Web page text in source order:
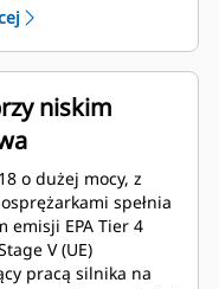
podłoża
operatorowi
przednich
i schowków
w celu
bez
elektrycznych
wskaźniki
wody (zawarte
pakiecie
kolektora
ułatwiające
testów
się do
obsługi
niskim
o dużej mocy, z
spełnia
emisji EPA Tier 4
V (UE)
pracą silnika na